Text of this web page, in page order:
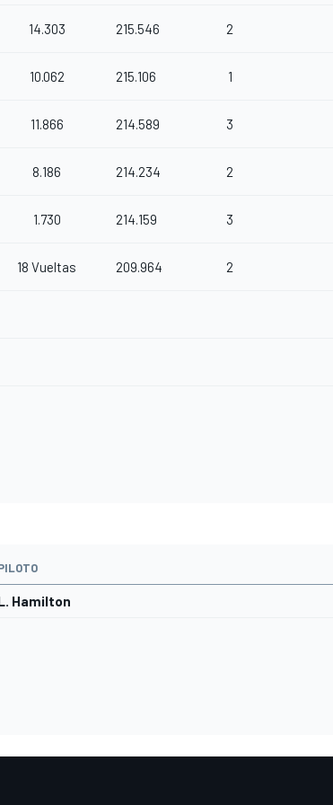
14.303 215.546 2
10.062 215.106 1
11.866 214.589 3
8.186 214.234 2
1.730 214.159 3
18 Vueltas 209.964 2
Hamilton